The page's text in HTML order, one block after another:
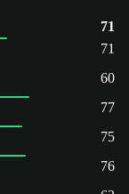
71
71
60
77
75
76